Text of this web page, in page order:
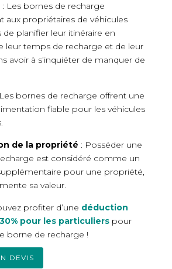
: Les bornes de recharge
aux propriétaires de véhicules
de planifier leur itinéraire en
leur temps de recharge et de leur
avoir à s’inquiéter de manquer de
bornes de recharge offrent une
fiable pour les véhicules
de la propriété : Posséder une
est considéré comme un
pour une propriété,
sa valeur.
profiter d’une déduction
pour les particuliers pour
borne de recharge !
DEVIS